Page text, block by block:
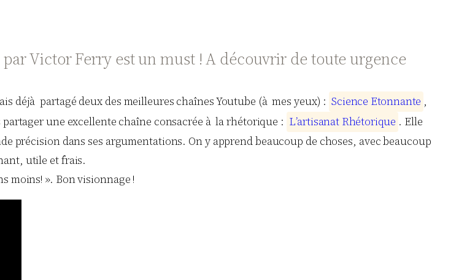
Victor Ferry est un must ! A découvrir de toute urgence
déjà partagé deux des meilleures chaînes Youtube (à mes yeux) : Science Etonnante ,
une excellente chaîne consacrée à la rhétorique : L’artisanat Rhétorique . Elle
précision dans ses argumentations. On y apprend beaucoup de choses, avec beaucoup
utile et frais.
moins! ». Bon visionnage !